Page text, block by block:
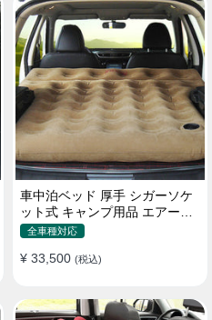
車中泊ベッド 厚手 シガーソケ
ット式 キャンプ用品 エアーベ
ッド 収納袋付き 普通車 SUV適
全車種対応
¥ 33,500 (税込)